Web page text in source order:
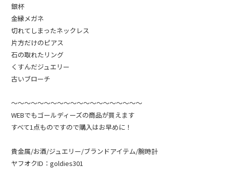
銀杯
金縁メガネ
切れてしまったネックレス
片方だけのピアス
石の取れたリング
くすんだジュエリー
古いブローチ
～～～～～～～～～～～～～～～～～～～～
WEBでもゴールディーズの商品が買えます
すべて1点ものですので購入はお早めに！
貴金属/お酒/ジュエリー/ブランドアイテム/腕時計
ヤフオクID：goldies301